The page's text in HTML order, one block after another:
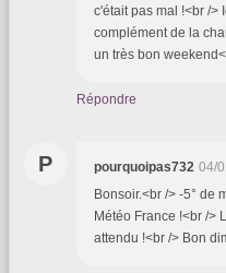
c'était pas mal !<br />
complément de la
un très bon
Répondre
P pourquoipas732 04/
Bonsoir.<br /> -5° de
Météo France !<br />
attendu !<br /> Bon